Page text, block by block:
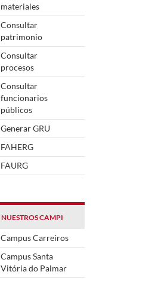
materiales
Consultar
patrimonio
Consultar
procesos
Consultar
funcionarios
públicos
Generar GRU
FAHERG
FAURG
NUESTROS CAMPI
Campus Carreiros
Campus Santa
Vitória do Palmar